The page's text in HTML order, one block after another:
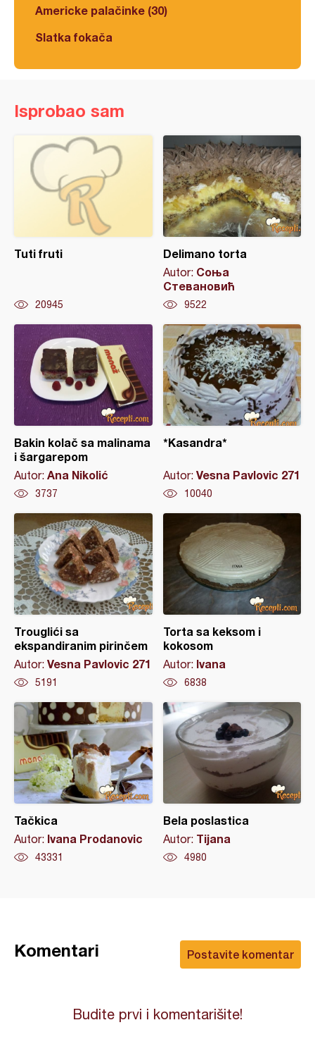
Americke palačinke (30)
Slatka fokača
Isprobao sam
Tuti fruti
20945
Delimano torta
Autor: Соња
Стевановић
9522
Bakin kolač sa malinama
i šargarepom
Autor: Ana Nikolić
3737
*Kasandra*
Autor: Vesna Pavlovic 271
10040
Trouglići sa
ekspandiranim pirinčem
Autor: Vesna Pavlovic 271
5191
Torta sa keksom i
kokosom
Autor: Ivana
6838
Tačkica
Autor: Ivana Prodanovic
43331
Bela poslastica
Autor: Tijana
4980
Postavite komentar
Komentari
Budite prvi i komentarišite!